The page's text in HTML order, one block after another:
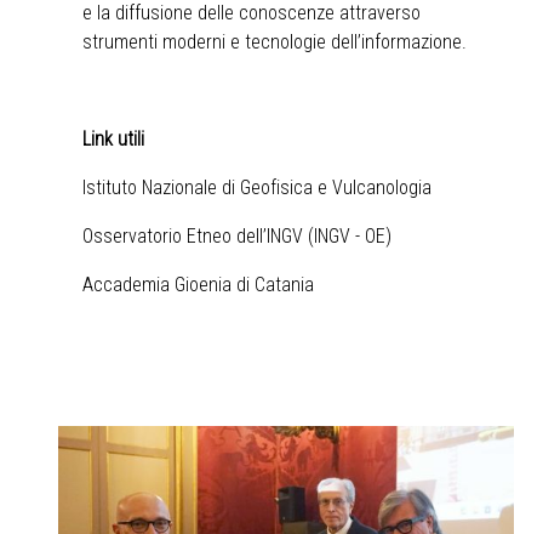
e la diffusione delle conoscenze attraverso
strumenti moderni e tecnologie dell’informazione.
Link utili
Istituto Nazionale di Geofisica e Vulcanologia
Osservatorio Etneo dell’INGV (INGV - OE)
Accademia Gioenia di Catania